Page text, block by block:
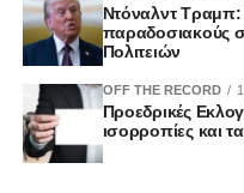
Ντόναλντ Τραμπ:
παραδοσιακούς
Πολιτειών
OFF THE RECORD
Προεδρικές
ισορροπίες και